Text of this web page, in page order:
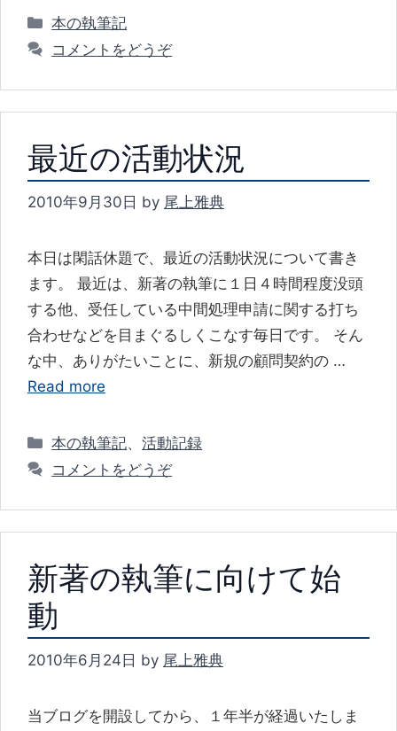
カ
リ
ー
本の執筆記
コメントをどうぞ
最近の活動状況
2010年9月30日 by 尾上雅典
本日は閑話休題で、最近の活動状況について書き
ます。 最近は、新著の執筆に１日４時間程度没頭
する他、受任している中間処理申請に関する打ち
合わせなどを目まぐるしくこなす毎日です。 そん
な中、ありがたいことに、新規の顧問契約の …
Read more
カ
テ
リ
ー
本の執筆記、活動記録
コメントをどうぞ
新著の執筆に向けて始
動
2010年6月24日 by 尾上雅典
当ブログを開設してから、１年半が経過いたしま